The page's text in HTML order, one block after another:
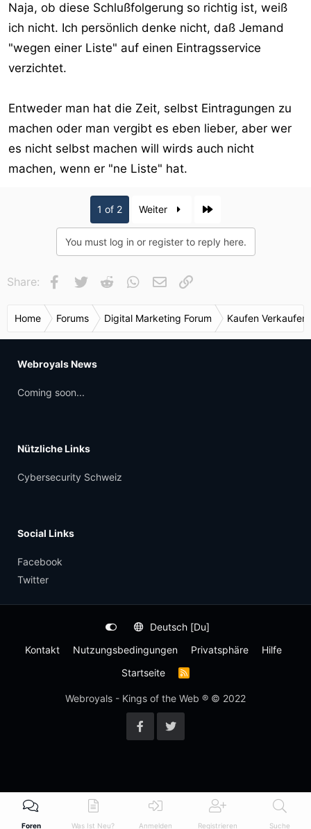
Naja, ob diese Schlußfolgerung so richtig ist, weiß
ich nicht. Ich persönlich denke nicht, daß Jemand
"wegen einer Liste" auf einen Eintragsservice
verzichtet.
Entweder man hat die Zeit, selbst Eintragungen zu
machen oder man vergibt es eben lieber, aber wer
es nicht selbst machen will wirds auch nicht
machen, wenn er "ne Liste" hat.
1 of 2 Weiter
You must log in or register to reply here.
Share: Facebook
Twitter Reddit WhatsApp
E-Mail
Home Forums Digital Marketing Forum Kaufen Verkaufen
Webroyals News
Coming soon...
Nützliche Links
Cybersecurity Schweiz
Social Links
Facebook
Twitter
Deutsch [Du]
Kontakt
Nutzungsbedingungen Privatsphäre
Hilfe
Startseite
R
S
Webroyals - Kings of the Web ® © 2022
Foren Was Ist Neu? Anmelden Registrieren Suche